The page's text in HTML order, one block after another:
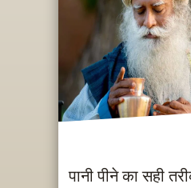
पानी पीने का सही